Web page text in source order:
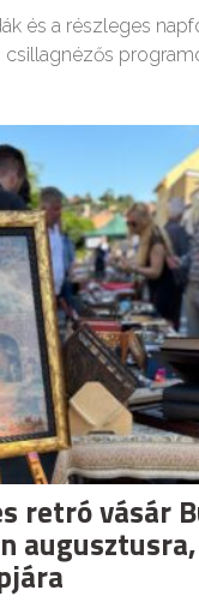
és a részleges
retró vásár